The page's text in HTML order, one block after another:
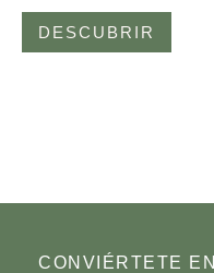
DESCUBRIR
CONVIÉRTETE EN